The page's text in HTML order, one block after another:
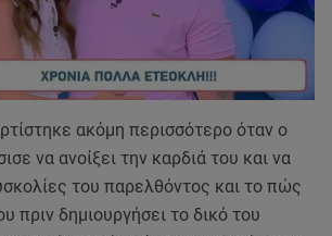
ακόμη περισσότερο όταν ο
να ανοίξει την καρδιά του και να
του παρελθόντος και το πώς
πριν δημιουργήσει το δικό του